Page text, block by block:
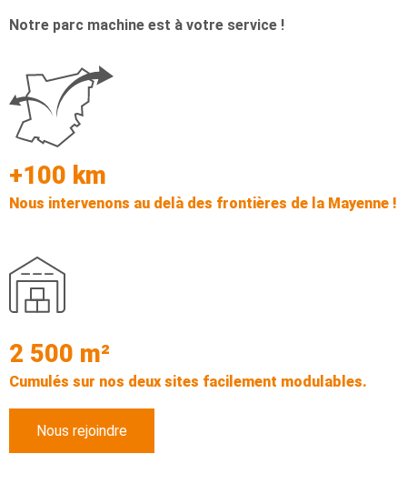
Notre parc machine est à votre service !
+100 km
Nous intervenons au delà des frontières de la Mayenne !
2 500 m²
Cumulés sur nos deux sites facilement modulables.
Nous rejoindre